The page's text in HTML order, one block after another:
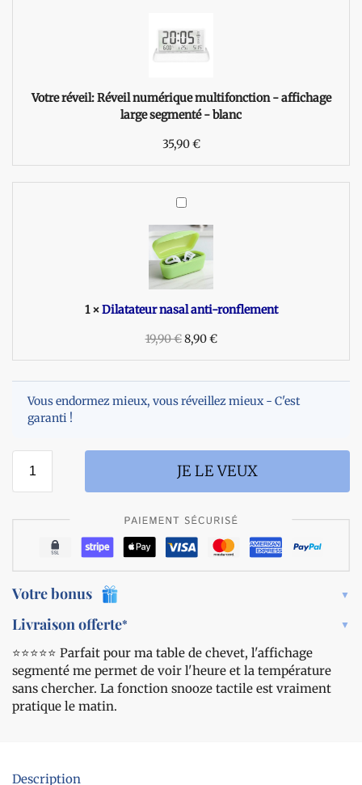
e
n
u
é
q
u
e
m
u
l
i
o
n
c
t
n
-
a
f
i
c
h
a
r
g
Votre réveil:Réveil numérique multifonction - affichage
large segmenté - blanc
35,90€
D
l
a
a
t
u
s
n
t
-
r
o
n
m
e
n
t
1×Dilatateur nasal anti-ronflement
19,90€8,90€
Vous endormez mieux, vous réveillez mieux - C'est
garanti !
JE LE VEUX
Votre bonus
Livraison offerte*
⭐️⭐️⭐️⭐️⭐️ Parfait pour ma table de chevet, l'affichage
segmenté me permet de voir l'heure et la température
sans chercher. La fonction snooze tactile est vraiment
pratique le matin.
Description